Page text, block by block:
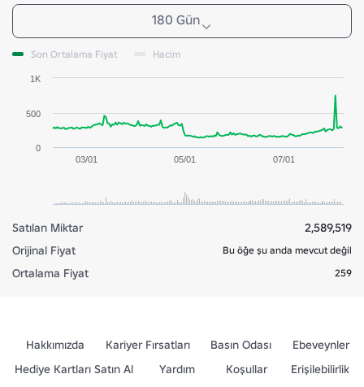
180 Gün
Son Ortalama Fiyat Hacim
03/01 05/01 07/01
0
500
1K
Satılan Miktar
2,589,519
Orijinal Fiyat
Bu öğe şu anda mevcut değil
Ortalama Fiyat 259
Hakkımızda Kariyer Fırsatları Basın Odası
Ebeveynler
Hediye Kartları Satın Al
Yardım Koşullar
Erişilebilirlik